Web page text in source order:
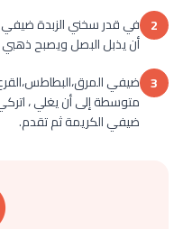
2 في قدر سخني الزبدة ضيفي
أن يذبل البصل ويصبح ذهبي
3 ضيفي
متوسطة إلى أن يغلي ،
ضيفي الكريمة ثم تقدم.